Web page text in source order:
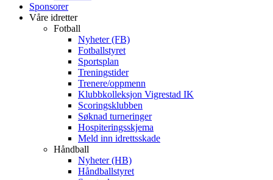
Sponsorer
Våre idretter
Fotball
Nyheter (FB)
Fotballstyret
Sportsplan
Treningstider
Trenere/oppmenn
Klubbkolleksjon Vigrestad IK
Scoringsklubben
Søknad turneringer
Hospiteringsskjema
Meld inn idrettsskade
Håndball
Nyheter (HB)
Håndballstyret